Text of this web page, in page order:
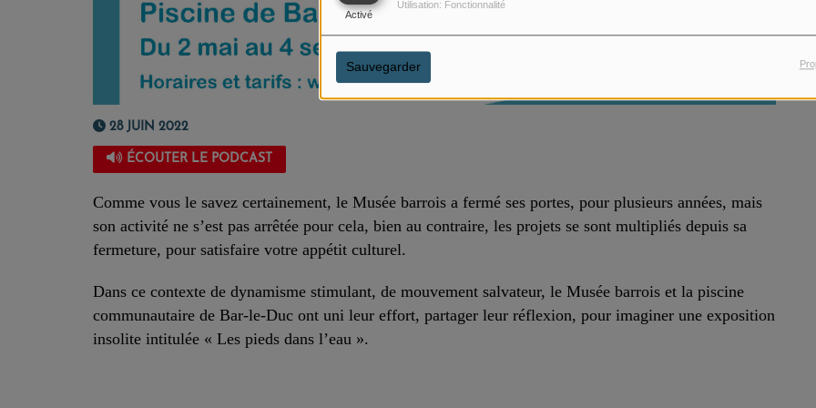
Activé
Utilisation: Fonctionnalité
Sauvegarder
28 JUIN 2022
ÉCOUTER LE PODCAST
Comme vous le savez certainement, le Musée barrois a fermé ses portes, pour plusieurs années, mais
son activité ne s’est pas arrêtée pour cela, bien au contraire, les projets se sont multipliés depuis sa
fermeture, pour satisfaire votre appétit culturel.
Dans ce contexte de dynamisme stimulant, de mouvement salvateur, le Musée barrois et la piscine
communautaire de Bar-le-Duc ont uni leur effort, partager leur réflexion, pour imaginer une exposition
insolite intitulée « Les pieds dans l’eau ».